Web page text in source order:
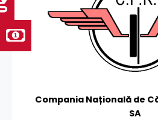
Compania Națională de
SA